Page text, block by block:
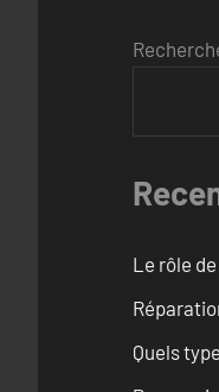
Le rôle
Quels